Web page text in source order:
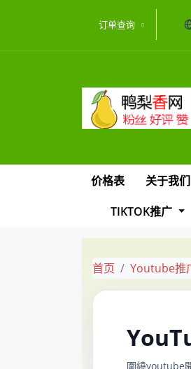
订单查询
价格表 关于我们
TIKTOK推广
首页 Youtube推
圍繞youtube